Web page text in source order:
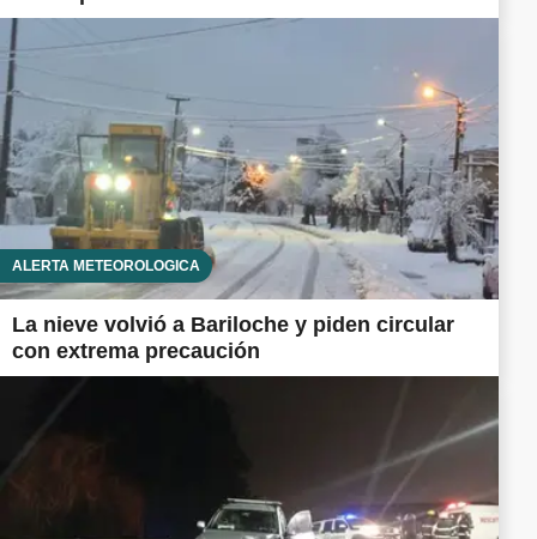
ALERTA METEOROLÓGICA
La nieve volvió a Bariloche y piden circular
con extrema precaución